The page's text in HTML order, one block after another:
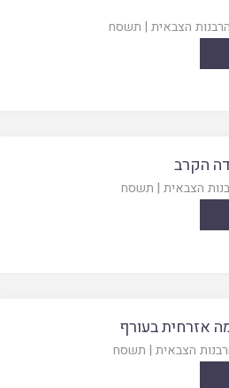
הרבנות הצבאית | תשסח
הקרב
הצבאית | תשסח
אזרחית בעורף
הצבאית | תשסח